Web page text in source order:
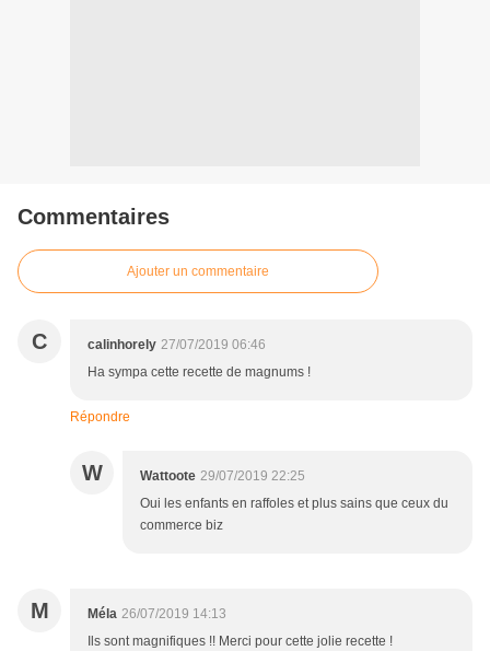
Commentaires
Ajouter un commentaire
C calinhorely 27/07/2019 06:46
Ha sympa cette recette de magnums !
Répondre
W Wattoote 29/07/2019 22:25
Oui les enfants en raffoles et plus sains que ceux du
commerce biz
M Méla 26/07/2019 14:13
Ils sont magnifiques !! Merci pour cette jolie recette !